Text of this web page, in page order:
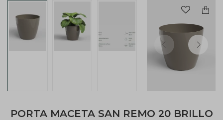
PORTA MACETA SAN REMO 20 BRILLO